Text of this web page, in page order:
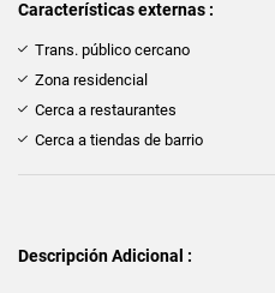
Características externas :
Trans. público cercano
Zona residencial
Cerca a restaurantes
Cerca a tiendas de barrio
Descripción Adicional :